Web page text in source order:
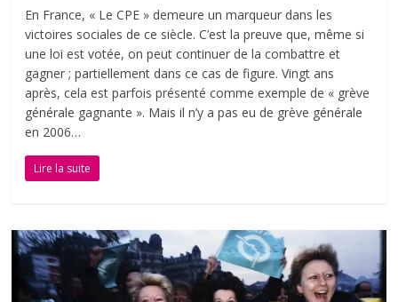
En France, « Le CPE » demeure un marqueur dans les
victoires sociales de ce siècle. C’est la preuve que, même si
une loi est votée, on peut continuer de la combattre et
gagner ; partiellement dans ce cas de figure. Vingt ans
après, cela est parfois présenté comme exemple de « grève
générale gagnante ». Mais il n’y a pas eu de grève générale
en 2006…
Lire la suite